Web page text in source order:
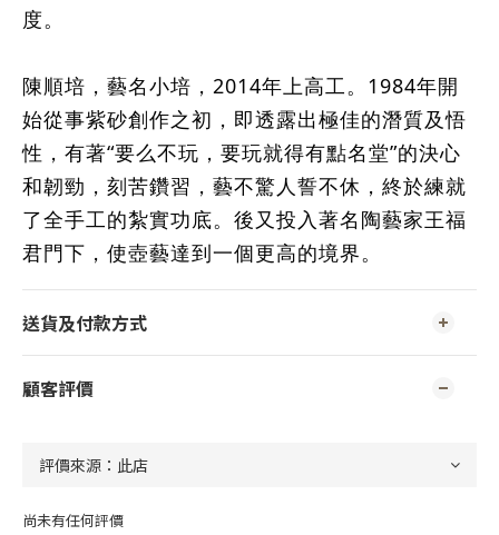
度。
陳順培，藝名小培，2014年上高工。1984年開
始從事紫砂創作之初，即透露出極佳的潛質及悟
性，有著“要么不玩，要玩就得有點名堂”的決心
和韌勁，刻苦鑽習，藝不驚人誓不休，終於練就
了全手工的紮實功底。後又投入著名陶藝家王福
君門下，使壺藝達到一個更高的境界。
送貨及付款方式
顧客評價
尚未有任何評價